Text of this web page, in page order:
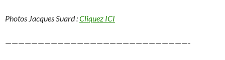
Photos Jacques Suard :Cliquez ICI
————————————————————————————-